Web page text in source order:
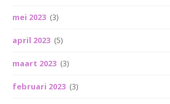
mei 2023 (3)
april 2023 (5)
maart 2023 (3)
februari 2023 (3)